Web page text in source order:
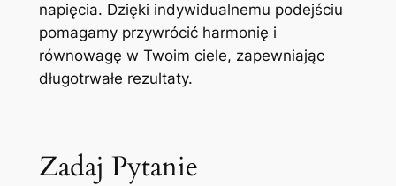
napięcia. Dzięki indywidualnemu podejściu
pomagamy przywrócić harmonię i
równowagę w Twoim ciele, zapewniając
długotrwałe rezultaty.
Zadaj Pytanie